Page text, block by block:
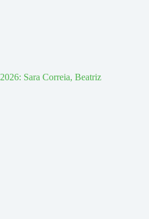
Sara Correia, Beatriz